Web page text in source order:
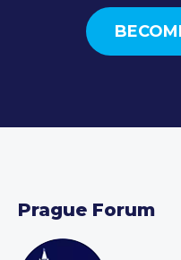
Prague Forum